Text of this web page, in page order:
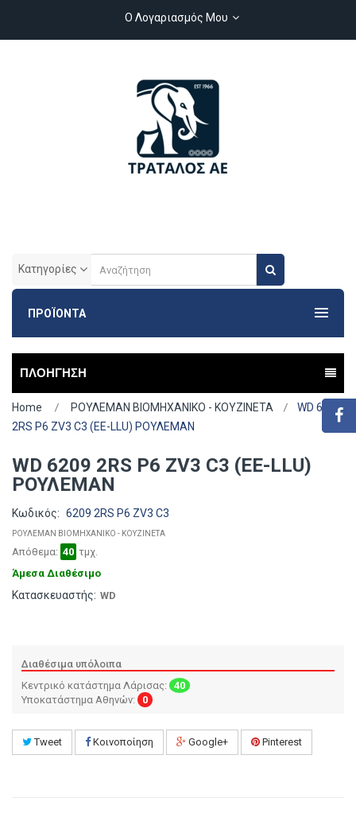
Ο Λογαριασμός Μου
Κατηγορίες
ΠΡΟΪΟΝΤΑ
ΠΛΟΗΓΗΣΗ
Home ΡΟΥΛΕΜΑΝ ΒΙΟΜΗΧΑΝΙΚΟ - ΚΟΥΖΙΝΕΤΑ
WD 6209
2RS P6 ZV3 C3 (EE-LLU) ΡΟΥΛΕΜΑΝ
WD 6209 2RS P6 ZV3 C3 (EE-LLU)
ΡΟΥΛΕΜΑΝ
Κωδικός: 6209 2RS P6 ZV3 C3
ΡΟΥΛΕΜΑΝ ΒΙΟΜΗΧΑΝΙΚΟ - ΚΟΥΖΙΝΕΤΑ
Απόθεμα: 40 τμχ.
Άμεσα Διαθέσιμο
Κατασκευαστής: WD
Διαθέσιμα υπόλοιπα
Κεντρικό κατάστημα Λάρισας:
40
Υποκατάστημα Αθηνών:
0
Tweet Κοινοποίηση Google+ Pinterest